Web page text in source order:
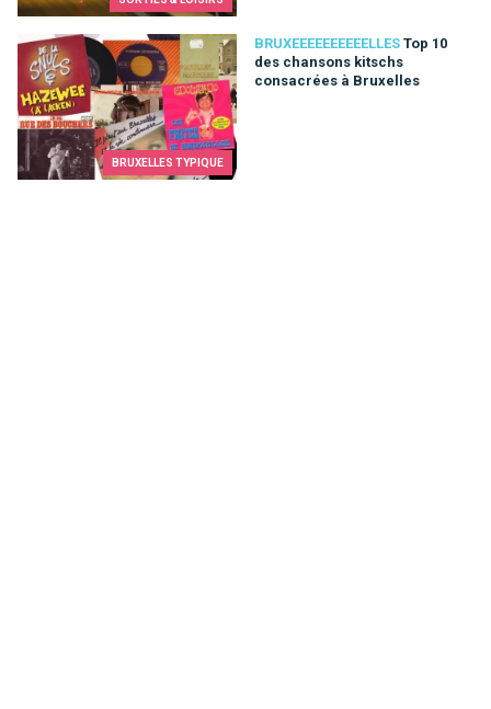
BRUXELLES TYPIQUE
BRUXEEEEEEEEEELLES Top 10
des chansons kitschs
consacrées à Bruxelles
Top 10 des chansons kitschs consacrées à Bruxelles